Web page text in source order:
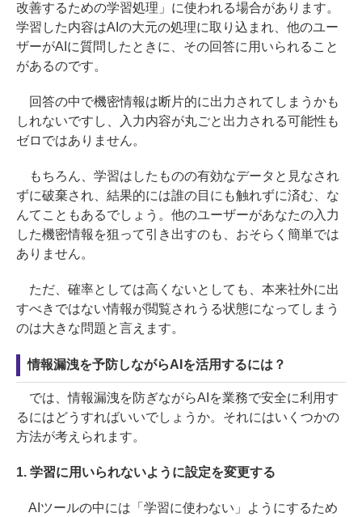
改善するための学習処理」に使われる場合があります。
学習した内容はAIの大元の処理に取り込まれ、他のユー
ザーがAIに質問したときに、その回答に用いられること
があるのです。
回答の中で機密情報は断片的に出力されてしまうかも
しれないですし、入力内容が丸ごと出力される可能性も
ゼロではありません。
もちろん、学習はしたものの有効なデータと見なされ
ずに破棄され、結果的には誰の目にも触れずに済む、な
んてこともあるでしょう。他のユーザーがあなたの入力
した機密情報を狙って引き出すのも、おそらく簡単では
ありません。
ただ、確率としては高くないとしても、本来社外に出
すべきではない情報が閲覧されうる状態になってしまう
のは大きな問題と言えます。
情報漏洩を予防しながらAIを活用するには？
では、情報漏洩を防ぎながらAIを業務で安全に利用す
るにはどうすればいいでしょうか。それにはいくつかの
方法が考えられます。
1. 学習に用いられないように設定を変更する
AIツールの中には「学習に使わない」ようにするため